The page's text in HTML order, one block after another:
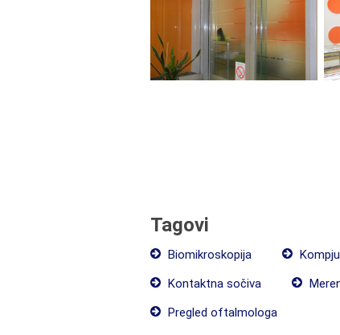
Tagovi
Biomikroskopija
Kontaktna sočiva
Pregled oftalmologa